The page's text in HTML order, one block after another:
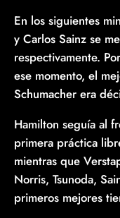
En los siguientes
y Carlos Sainz se
respectivamente.
ese momento, el
Schumacher era
Hamilton seguía al
primera práctica
mientras que
Norris, Tsunoda,
primeros mejores